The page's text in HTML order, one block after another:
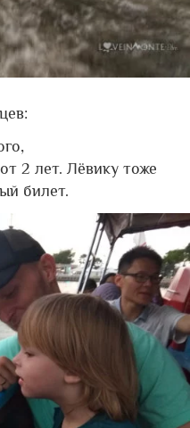
2 лет. Лёвику тоже
билет.